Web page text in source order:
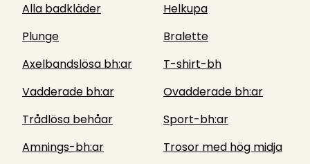
Alla badkläder
Helkupa
Plunge
Bralette
Axelbandslösa bh:ar
T-shirt-bh
Vadderade bh:ar
Ovadderade bh:ar
Trådlösa behåar
Sport-bh:ar
Amnings-bh:ar
Trosor med hög midja